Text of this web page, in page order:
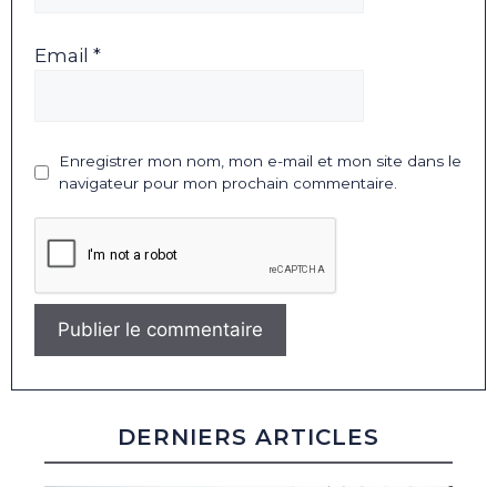
Email *
Enregistrer mon nom, mon e-mail et mon site dans le
navigateur pour mon prochain commentaire.
DERNIERS ARTICLES